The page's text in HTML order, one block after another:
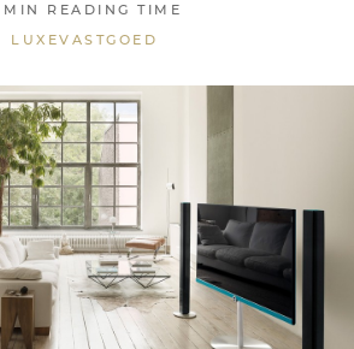
READING TIME
LUXEVASTGOED